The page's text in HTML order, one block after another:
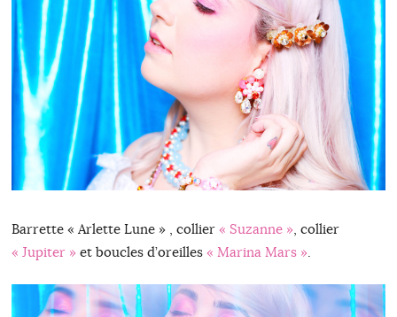
Barrette « Arlette Lune » , collier « Suzanne », collier
« Jupiter » et boucles d’oreilles « Marina Mars ».